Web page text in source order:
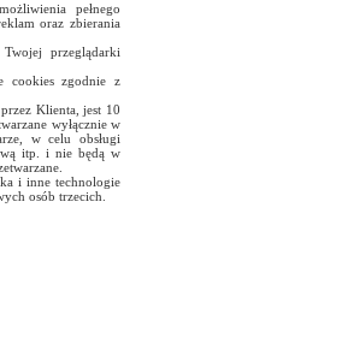
pełnego
oraz zbierania
przeglądarki
cookies zgodnie z
Klienta, jest 10
wyłącznie w
w celu obsługi
itp. i nie będą w
i inne technologie
osób trzecich.